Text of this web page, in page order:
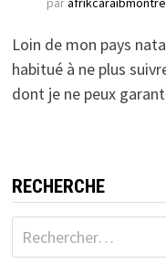
Loin de mon pays
habitué à ne plus
dont je ne peux
RECHERCHE
Rechercher :